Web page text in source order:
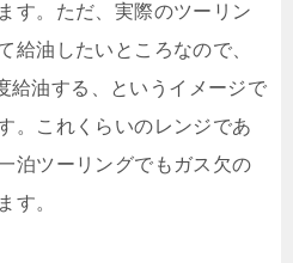
す。ただ、実際のツーリン
給油したいところなので、
給油する、というイメージで
。これくらいのレンジであ
泊ツーリングでもガス欠の
す。